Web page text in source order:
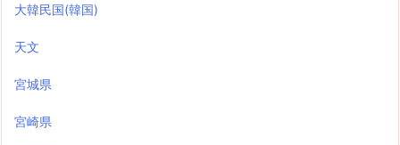
大韓民国(韓国)
天文
宮城県
宮崎県